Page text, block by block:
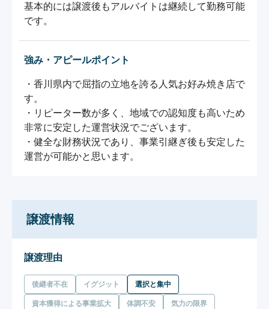
基本的には譲渡後もアルバイトは継続して勤務可能
です。
強み・アピールポイント
・香川県内で屈指の立地を誇る人気お好み焼き店で
す。
・リピーター数が多く、地域での認知度も高いため
非常に安定した運営状況でございます。
・健全な財務状況であり、事業引継ぎ後も安定した
運営が可能かと思います。
譲渡情報
譲渡理由
後継者不在 イグジット 選択と集中
資本獲得による事業拡大 体調不安 気力の限界